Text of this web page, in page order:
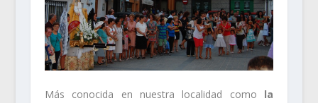
Más conocida en nuestra localidad como la